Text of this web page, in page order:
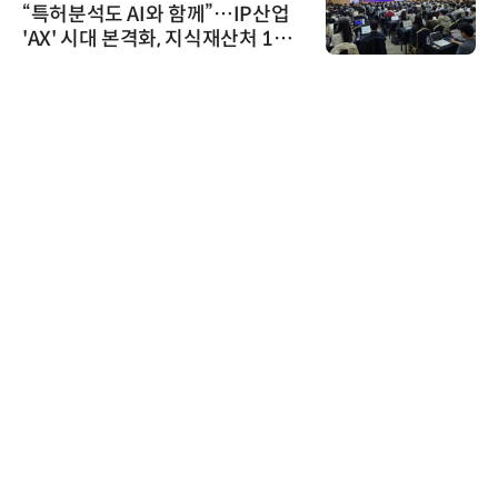
“특허분석도 AI와 함께”…IP산업
'AX' 시대 본격화, 지식재산처 1호